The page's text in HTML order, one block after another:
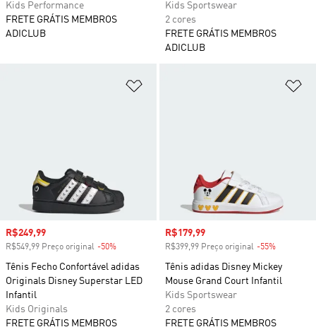
Kids Performance
FRETE GRÁTIS MEMBROS
ADICLUB
Kids Sportswear
2 cores
FRETE GRÁTIS MEMBROS
ADICLUB
Preço com desconto
R$249,99
R$549,99 Preço original -50%
Tênis Fecho Confortável adidas
Originals Disney Superstar LED
Infantil
Kids Originals
FRETE GRÁTIS MEMBROS
Preço com desconto
R$179,99
R$399,99 Preço original -55%
Tênis adidas Disney Mickey
Mouse Grand Court Infantil
Kids Sportswear
2 cores
FRETE GRÁTIS MEMBROS